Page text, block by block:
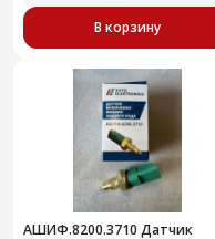
В корзину
АШИФ.8200.3710 Датчик